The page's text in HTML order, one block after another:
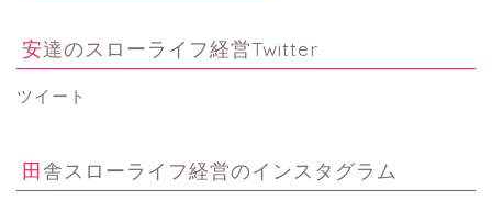
安達のスローライフ経営Twitter
ツイート
田舎スローライフ経営のインスタグラム